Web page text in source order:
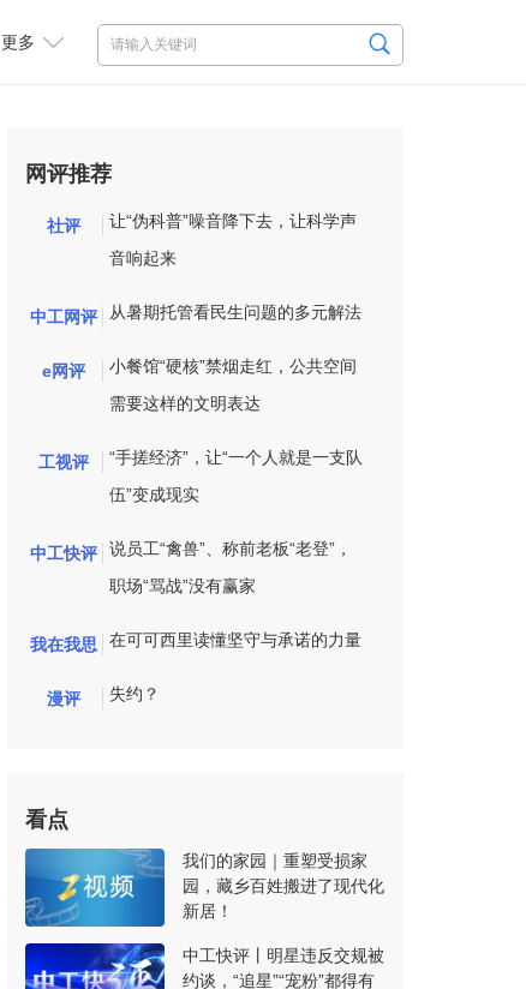
更多
网评推荐
社评
让“伪科普”噪音降下去，让科学声
音响起来
中工网评 从暑期托管看民生问题的多元解法
e网评
小餐馆“硬核”禁烟走红，公共空间
需要这样的文明表达
工视评
“手搓经济”，让“一个人就是一支队
伍”变成现实
中工快评
说员工“禽兽”、称前老板“老登”，
职场“骂战”没有赢家
我在我思 在可可西里读懂坚守与承诺的力量
漫评 失约？
看点
我们的家园｜重塑受损家
园，藏乡百姓搬进了现代化
新居！
中工快评丨明星违反交规被
约谈，“追星”“宠粉”都得有